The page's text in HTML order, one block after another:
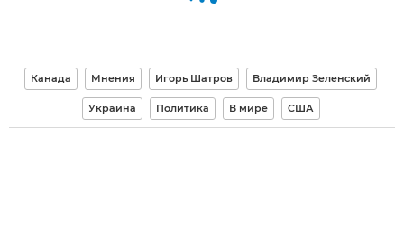
Канада Мнения Игорь Шатров Владимир Зеленский
Украина Политика В мире США